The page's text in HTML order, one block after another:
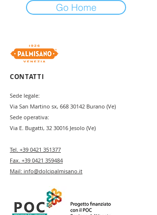
Go Home
CONTATTI
Sede legale:
Via San Martino sx, 668 30142 Burano (Ve)
Sede operativa:
Via E. Bugatti, 32 30016 Jesolo (Ve)
Tel. +39 0421 351377
Fax. +39 0421 359484
Mail: info@dolcipalmisano.it